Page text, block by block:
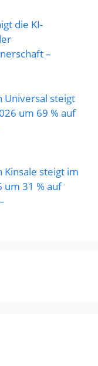
die KI-
–
Universal steigt
um 69 % auf
steigt im
um 31 % auf